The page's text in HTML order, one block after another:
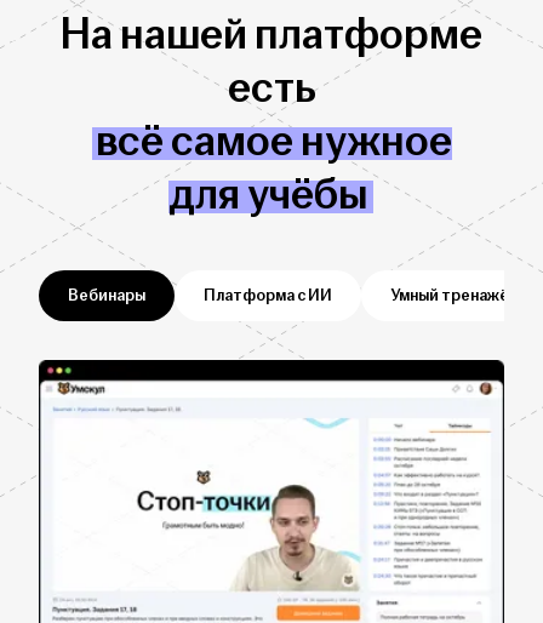
На нашей платформе
есть
всё самое нужное
для учёбы
Вебинары Платформа с ИИ Умный тренажёр